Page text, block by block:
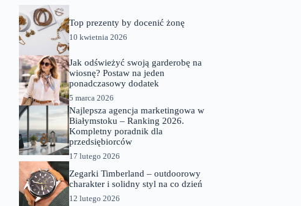
Top prezenty by docenić żonę
10 kwietnia 2026
Jak odświeżyć swoją garderobę na
wiosnę? Postaw na jeden
ponadczasowy dodatek
5 marca 2026
Najlepsza agencja marketingowa w
Białymstoku – Ranking 2026.
Kompletny poradnik dla
przedsiębiorców
17 lutego 2026
Zegarki Timberland – outdoorowy
charakter i solidny styl na co dzień
12 lutego 2026